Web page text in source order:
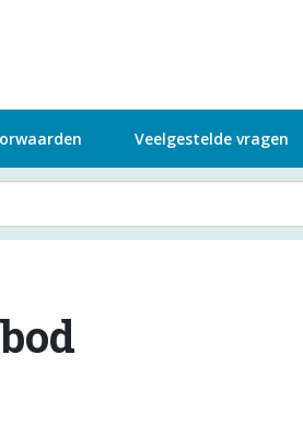
Veelgestelde vragen